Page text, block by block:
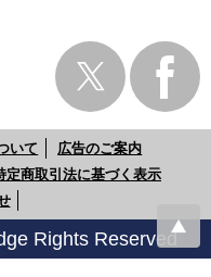
いて
広告のご案内
定商取引法に基づく表示
Rights Reserved